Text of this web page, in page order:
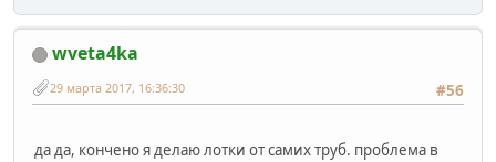
wveta4ka
#56
29 марта 2017, 16:36:30
да да, кончено я делаю лотки от самих труб. проблема в